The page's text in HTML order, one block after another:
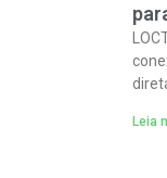
Leia